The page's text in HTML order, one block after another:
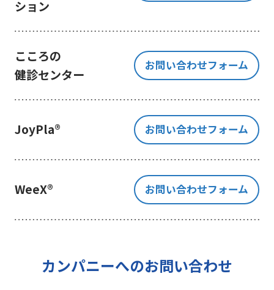
場合のみ、日本及びアメリカ合衆国
※Google LLC は日本の個人情報保
護法が適用される個人情報取扱事業
者と同等の体制を整備しています。
詳しくは、11.Google 拡張コンバ
ージョンの利用をご確認ください。
当社が管理する本フォームから取
得した情報とGoogle LLC が管理す
る当社Webサイト閲覧履歴等の情報
を紐づけ、お客様の興味関心に沿っ
た当社サービスに関する広告の配信
4 個人情報の外部委託について
ション
こころの
健診センター
お問い合わせフォーム
JoyPla® お問い合わせフォーム
WeeX® お問い合わせフォーム
カンパニーへのお問い合わせ